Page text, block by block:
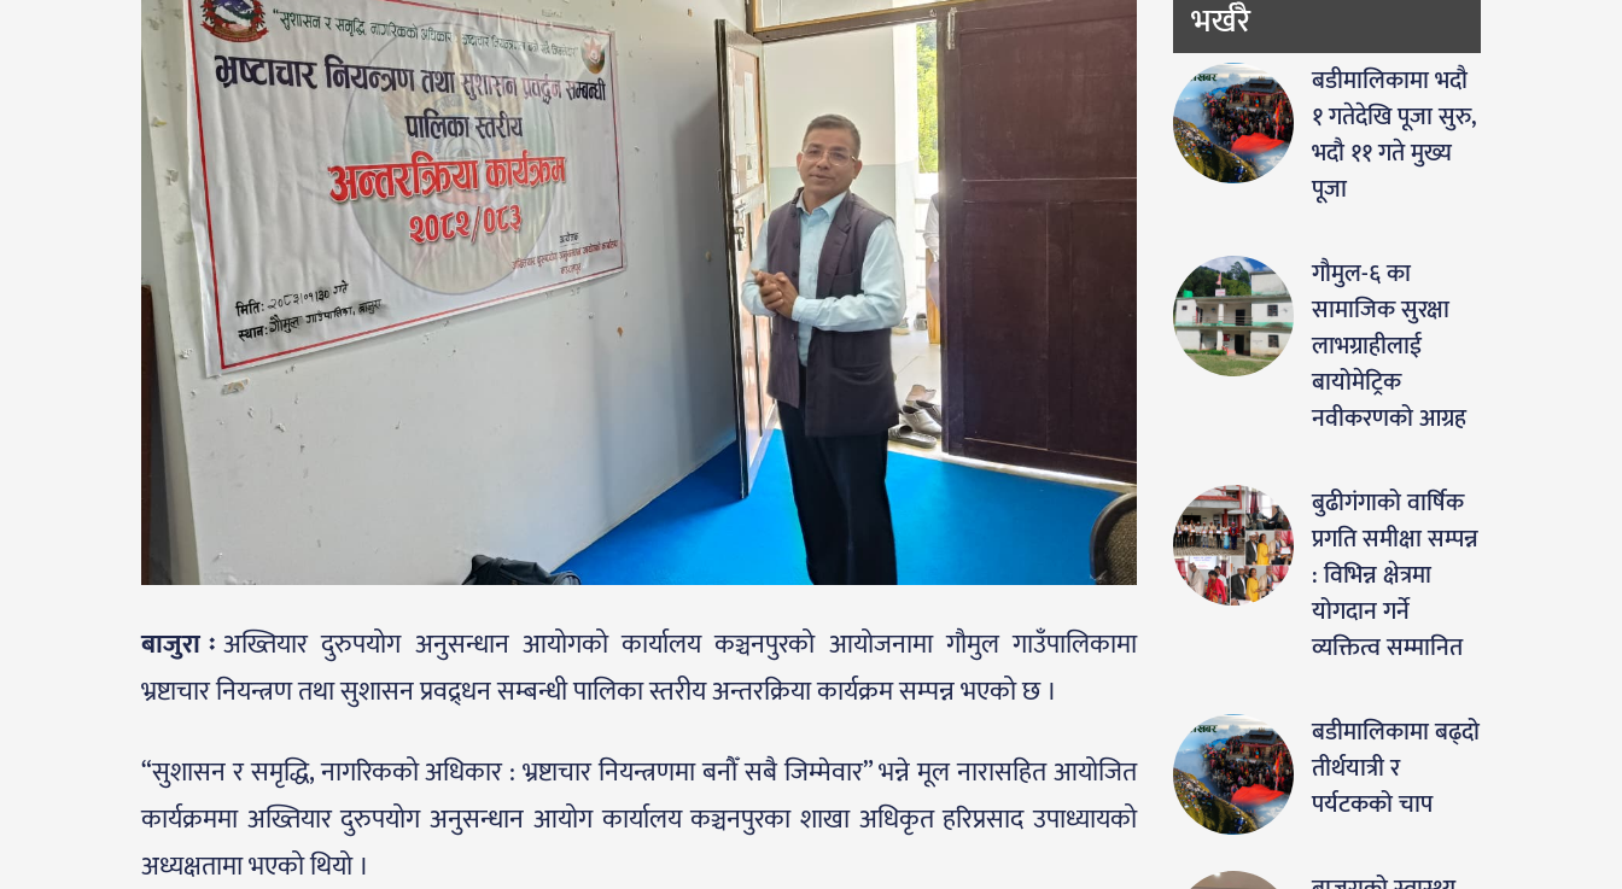
बाजुरा ःअख्तियार दुरुपयोग अनुसन्धान आयोगको कार्यालय कञ्चनपुरको आयोजनामा गौमुल गाउँपालिकामा
भ्रष्टाचार नियन्त्रण तथा सुशासन प्रवद्र्धन सम्बन्धी पालिका स्तरीय अन्तरक्रिया कार्यक्रम सम्पन्न भएको छ ।
“सुशासन र समृद्धि, नागरिकको अधिकार : भ्रष्टाचार नियन्त्रणमा बनौँ सबै जिम्मेवार” भन्ने मूल नारासहित आयोजित
कार्यक्रममा अख्तियार दुरुपयोग अनुसन्धान आयोग कार्यालय कञ्चनपुरका शाखा अधिकृत हरिप्रसाद उपाध्यायको
अध्यक्षतामा भएको थियो ।
भर्खरै
बडीमालिकामा भदौ
१ गतेदेखि पूजा सुरु,
भदौ ११ गते मुख्य
पूजा
गौमुल-६ का
सामाजिक सुरक्षा
लाभग्राहीलाई
बायोमेट्रिक
नवीकरणको आग्रह
बुढीगंगाको वार्षिक
प्रगति समीक्षा सम्पन्न
: विभिन्न क्षेत्रमा
योगदान गर्ने
व्यक्तित्व सम्मानित
बडीमालिकामा बढ्दो
तीर्थयात्री र
पर्यटकको चाप